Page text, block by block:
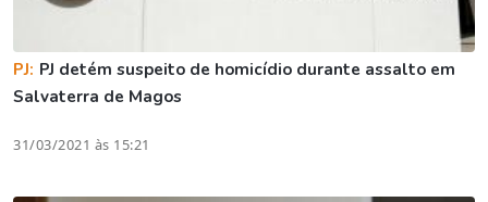
PJ: PJ detém suspeito de homicídio durante assalto em
Salvaterra de Magos
31/03/2021 às 15:21